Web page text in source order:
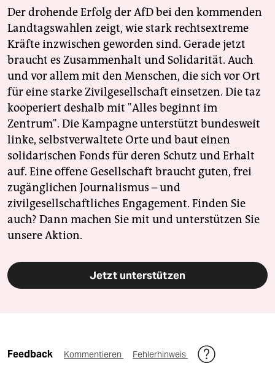
Der drohende Erfolg der AfD bei den kommenden
Landtagswahlen zeigt, wie stark rechtsextreme
Kräfte inzwischen geworden sind. Gerade jetzt
braucht es Zusammenhalt und Solidarität. Auch
und vor allem mit den Menschen, die sich vor Ort
für eine starke Zivilgesellschaft einsetzen. Die taz
kooperiert deshalb mit "Alles beginnt im
Zentrum". Die Kampagne unterstützt bundesweit
linke, selbstverwaltete Orte und baut einen
solidarischen Fonds für deren Schutz und Erhalt
auf. Eine offene Gesellschaft braucht guten, frei
zugänglichen Journalismus – und
zivilgesellschaftliches Engagement. Finden Sie
auch? Dann machen Sie mit und unterstützen Sie
unsere Aktion.
Jetzt unterstützen
Feedback Kommentieren Fehlerhinweis